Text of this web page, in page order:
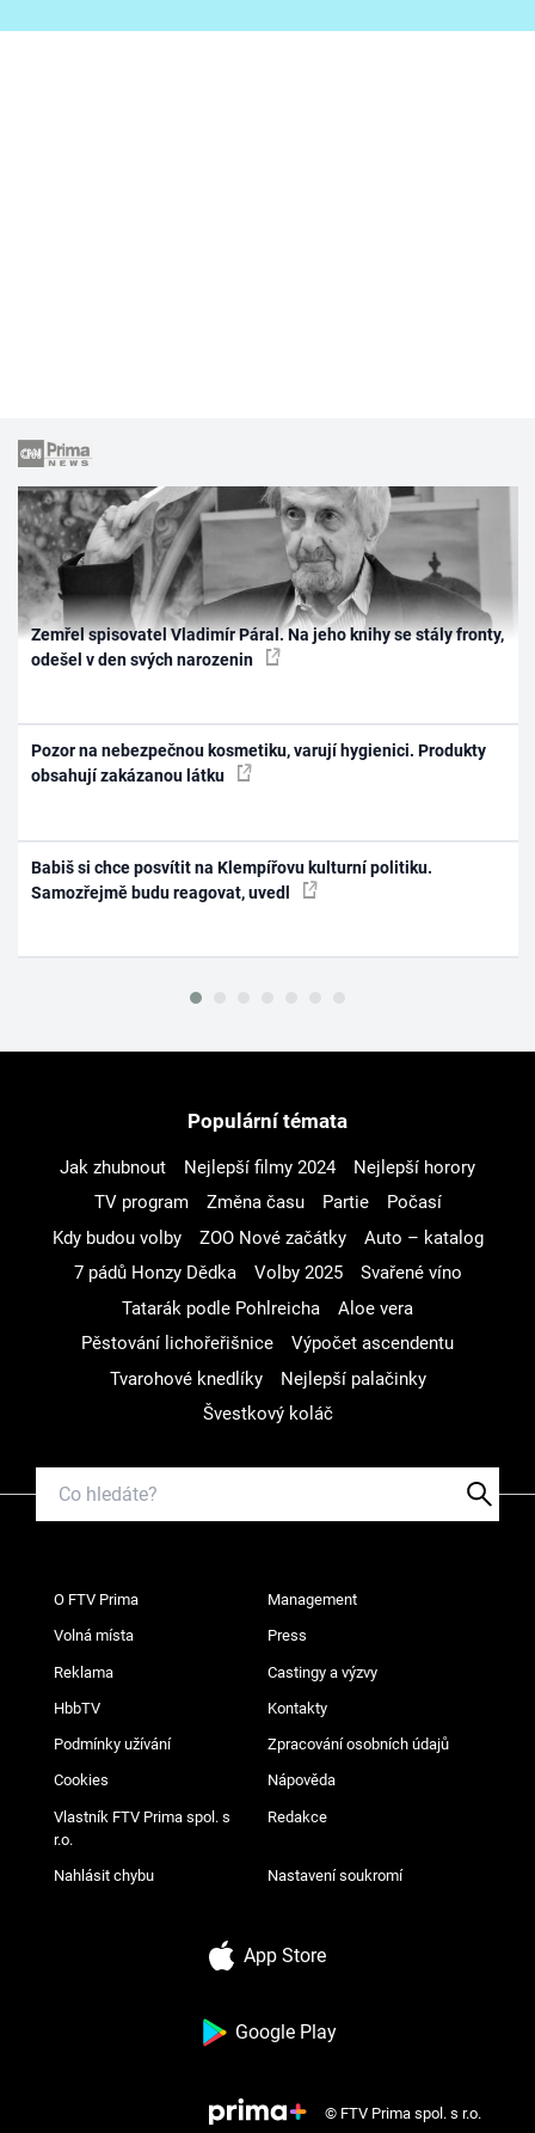
Zemřel spisovatel Vladimír Páral. Na jeho knihy se stály fronty,
odešel v den svých narozenin
Pozor na nebezpečnou kosmetiku, varují hygienici. Produkty
obsahují zakázanou látku
Babiš si chce posvítit na Klempířovu kulturní politiku.
Samozřejmě budu reagovat, uvedl
Populární témata
Jak zhubnout Nejlepší filmy 2024
Nejlepší horory
TV program
Změna času Partie
Počasí
Kdy budou volby
ZOO Nové začátky
Auto – katalog
7 pádů Honzy Dědka
Volby 2025
Svařené víno
Tatarák podle Pohlreicha
Aloe vera
Pěstování lichořeřišnice
Výpočet ascendentu
Tvarohové knedlíky
Nejlepší palačinky
Švestkový koláč
O FTV Prima Management
Volná místa Press
Reklama Castingy a výzvy
HbbTV Kontakty
Podmínky užívání Zpracování osobních údajů
Cookies Nápověda
Vlastník FTV Prima spol. s
r.o.
Redakce
Nahlásit chybu Nastavení soukromí
App Store
Google Play
© FTV Prima spol. s r.o.